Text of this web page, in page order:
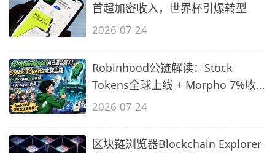
首超加密收入，世界杯引爆转型
2026-07-24
Robinhood公链解读：Stock
Tokens全球上线 + Morpho 7%收
益 + AI Agent
2026-07-24
区块链浏览器Blockchain Explorer